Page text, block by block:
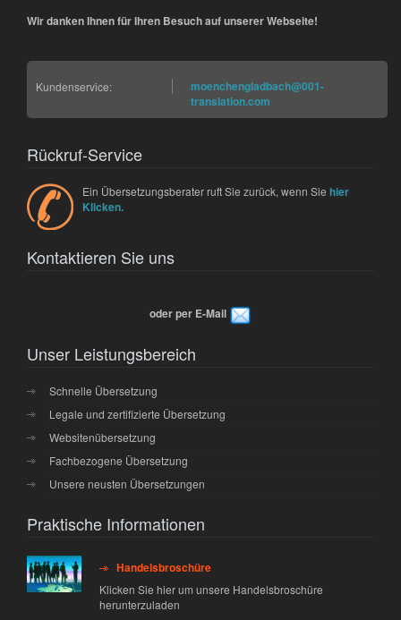
Rückruf-Service
Ein Übersetzungsberater ruft Sie zurück, wenn Sie hier
Klicken.
Kontaktieren Sie uns
oder per E-Mail
Unser Leistungsbereich
Schnelle Übersetzung
Legale und zertifizierte Übersetzung
Websitenübersetzung
Fachbezogene Übersetzung
Unsere neusten Übersetzungen
Praktische Informationen
Handelsbroschüre
Klicken Sie hier um unsere Handelsbroschüre
herunterzuladen
Wir danken Ihnen für Ihren Besuch auf unserer Webseite!
Kundenservice:
moenchengladbach@001-
translation.com